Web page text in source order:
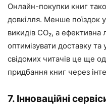
Онлайн-покупки книг
довкілля. Менше поїздок
викидів CO₂, а ефективна
оптимізувати доставку
свідомих читачів це ще
придбання книг через
7. Інноваційні